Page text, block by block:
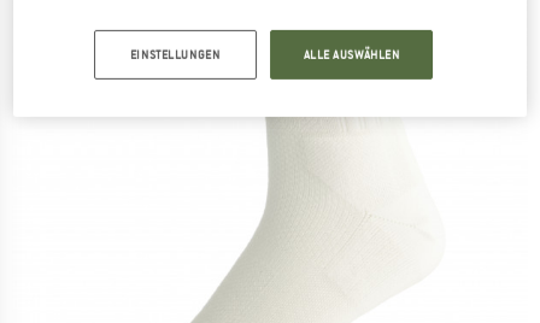
EINSTELLUNGEN ALLE AUSWÄHLEN